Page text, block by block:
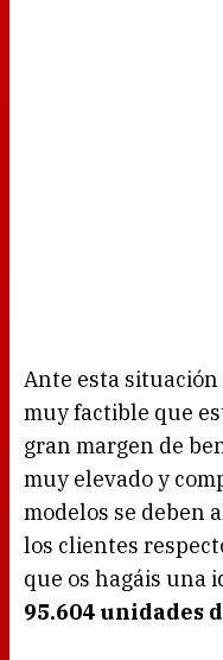
Ante esta situación
muy factible que
gran margen de
muy elevado y
modelos se deben
los clientes
que os hagáis una
95.604 unidades